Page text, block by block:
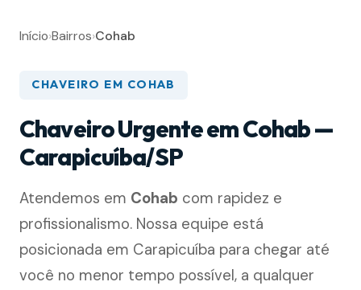
Início›Bairros›Cohab
CHAVEIRO EM COHAB
Chaveiro Urgente em Cohab —
Carapicuíba/SP
Atendemos em Cohab com rapidez e
profissionalismo. Nossa equipe está
posicionada em Carapicuíba para chegar até
você no menor tempo possível, a qualquer